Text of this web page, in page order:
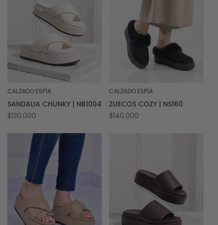
Proveedor:
CALZADO ESPÍA
SANDALIA CHUNKY | NB1004
Precio
$130.000
Proveedor:
CALZADO ESPÍA
ZUECOS COZY | NS160
Precio
$140.000